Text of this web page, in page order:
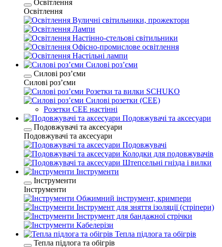
Освітлення
Освітлення
Вуличні світильники, прожектори
Лампи
Настінно-стельові світильники
Офісно-промислове освітлення
Настільні лампи
Силові розʼєми
Силові розʼєми
Силові розʼєми
Розетки та вилки SCHUKO
Силові розетки (CEE)
Розетки CEE настінні
Подовжувачі та аксесуари
Подовжувачі та аксесуари
Подовжувачі та аксесуари
Подовжувачі
Колодки для подовжувачів
Штепсельні гнізда і вилки
Інструменти
Інструменти
Інструменти
Обжимний інструмент, кримпери
Інструмент для зняття ізоляції (стріпери)
Інструмент для бандажної стрічки
Кабелерізи
Тепла підлога та обігрів
Тепла підлога та обігрів